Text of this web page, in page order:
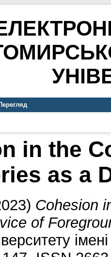
in the
as a
Cohesion
of